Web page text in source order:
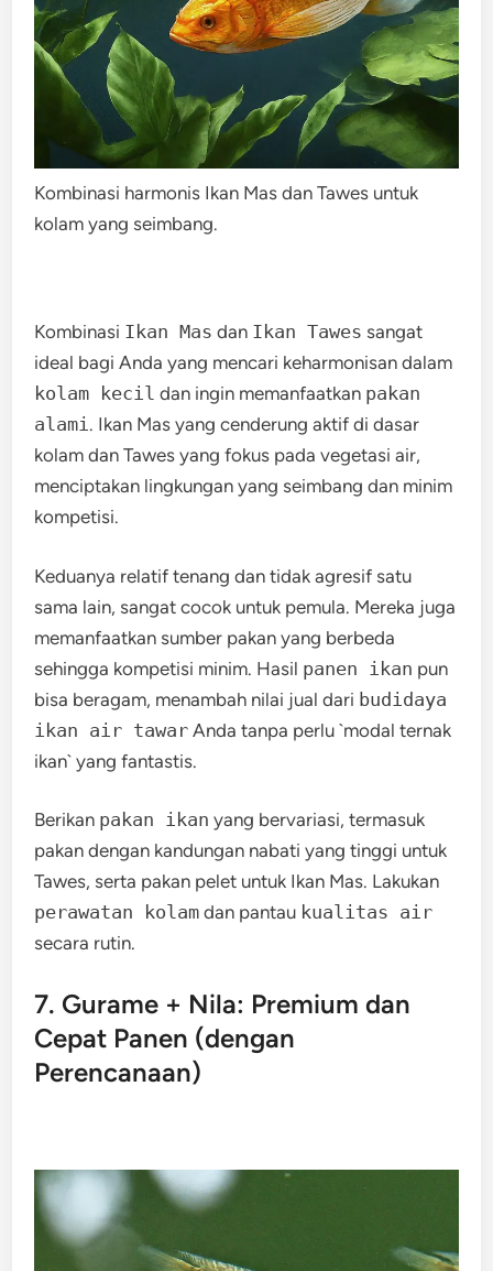
Kombinasi harmonis Ikan Mas dan Tawes untuk
kolam yang seimbang.
Kombinasi Ikan Mas dan Ikan Tawes sangat
ideal bagi Anda yang mencari keharmonisan dalam
kolam kecil dan ingin memanfaatkan pakan
alami. Ikan Mas yang cenderung aktif di dasar
kolam dan Tawes yang fokus pada vegetasi air,
menciptakan lingkungan yang seimbang dan minim
kompetisi.
Keduanya relatif tenang dan tidak agresif satu
sama lain, sangat cocok untuk pemula. Mereka juga
memanfaatkan sumber pakan yang berbeda
sehingga kompetisi minim. Hasil panen ikan pun
bisa beragam, menambah nilai jual dari budidaya
ikan air tawar Anda tanpa perlu `modal ternak
ikan` yang fantastis.
Berikan pakan ikan yang bervariasi, termasuk
pakan dengan kandungan nabati yang tinggi untuk
Tawes, serta pakan pelet untuk Ikan Mas. Lakukan
perawatan kolam dan pantau kualitas air
secara rutin.
7. Gurame + Nila: Premium dan
Cepat Panen (dengan
Perencanaan)